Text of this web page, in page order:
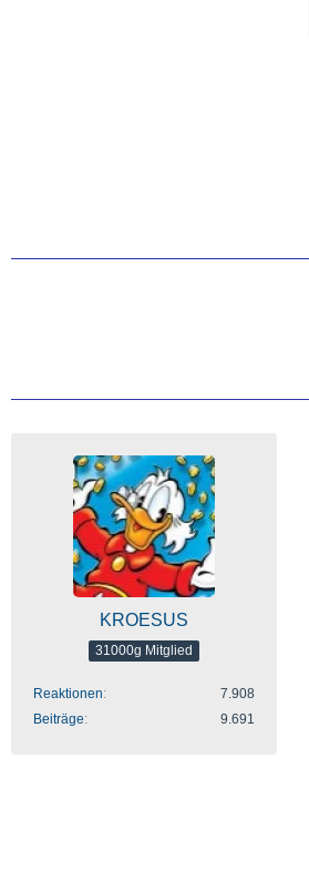
KROESUS
31000g Mitglied
Reaktionen
7.908
Beiträge
9.691